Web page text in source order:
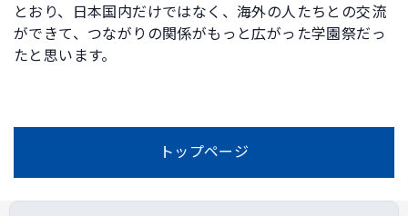
とおり、日本国内だけではなく、海外の人たちとの交流
ができて、つながりの関係がもっと広がった学園祭だっ
たと思います。
トップページ